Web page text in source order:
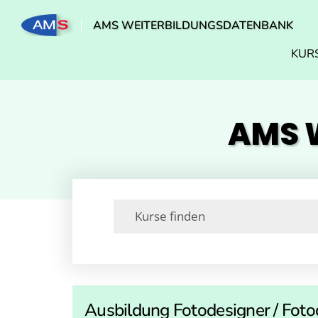
AMS WEITERBILDUNGSDATENBANK
AMS
Ausbildung Fotodesigner /